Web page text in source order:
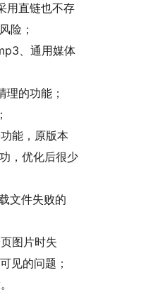
用直链也不存
险；
、通用媒体
理的功能；
能，原版本
，优化后很少
文件失败的
图片时失
见的问题；